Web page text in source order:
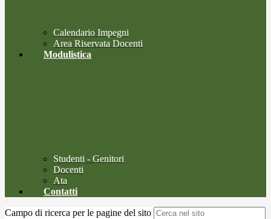
Calendario Impegni
Area Riservata Docenti
Modulistica
Studenti - Genitori
Docenti
Ata
Contatti
Campo di ricerca per le pagine del sito